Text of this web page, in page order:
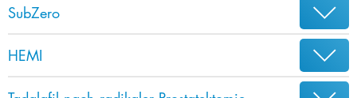
SubZero
HEMI